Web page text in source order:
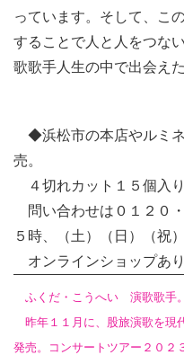
っています。そして、こ
することで人と人をつな
歌歌手人生の中で出会え
◆浜松市の本店やルミネ
売。
４切れカット１５個入
問い合わせは０１２０
５時、（土）（日）（祝
オンラインショップあり
ふくだ・こうへい 演歌歌手。
昨年１１月に、股旅演歌を現
発売。コンサートツアー２０２